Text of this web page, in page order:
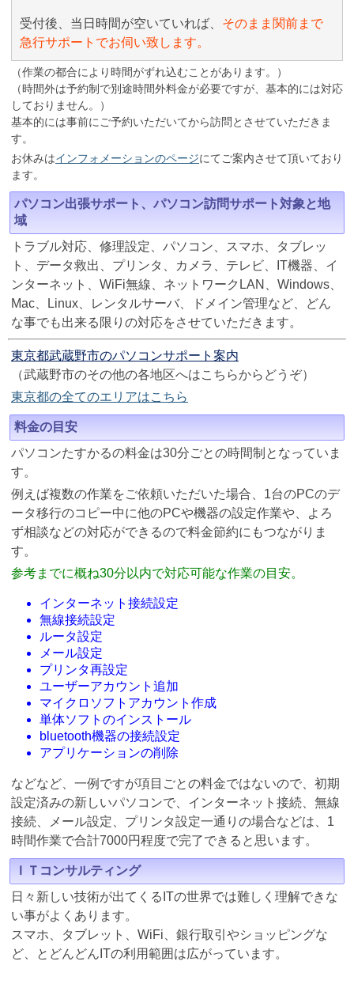
受付後、当日時間が空いていれば、 そのまま関前まで
急行サポートでお伺い致します。
（作業の都合により時間がずれ込むことがあります。）
（時間外は予約制で別途時間外料金が必要ですが、基本的には対応
しておりません。）
基本的には事前にご予約いただいてから訪問とさせていただきま
す。
お休みはインフォメーションのページにてご案内させて頂いており
ます。
パソコン出張サポート、パソコン訪問サポート対象と地
域
トラブル対応、修理設定、パソコン、スマホ、タブレッ
ト、データ救出、プリンタ、カメラ、テレビ、IT機器、イ
ンターネット、WiFi無線、ネットワークLAN、Windows、
Mac、Linux、レンタルサーバ、ドメイン管理など、どん
な事でも出来る限りの対応をさせていただきます。
東京都武蔵野市のパソコンサポート案内
（武蔵野市のその他の各地区へはこちらからどうぞ）
東京都の全てのエリアはこちら
料金の目安
パソコンたすかるの料金は30分ごとの時間制となっていま
す。
例えば複数の作業をご依頼いただいた場合、1台のPCのデ
ータ移行のコピー中に他のPCや機器の設定作業や、よろ
ず相談などの対応ができるので料金節約にもつながりま
す。
参考までに概ね30分以内で対応可能な作業の目安。
インターネット接続設定
無線接続設定
ルータ設定
メール設定
プリンタ再設定
ユーザーアカウント追加
マイクロソフトアカウント作成
単体ソフトのインストール
bluetooth機器の接続設定
アプリケーションの削除
などなど、一例ですが項目ごとの料金ではないので、初期
設定済みの新しいパソコンで、インターネット接続、無線
接続、メール設定、プリンタ設定一通りの場合などは、1
時間作業で合計7000円程度で完了できると思います。
ＩＴコンサルティング
日々新しい技術が出てくるITの世界では難しく理解できな
い事がよくあります。
スマホ、タブレット、WiFi、銀行取引やショッピングな
ど、とどんどんITの利用範囲は広がっています。